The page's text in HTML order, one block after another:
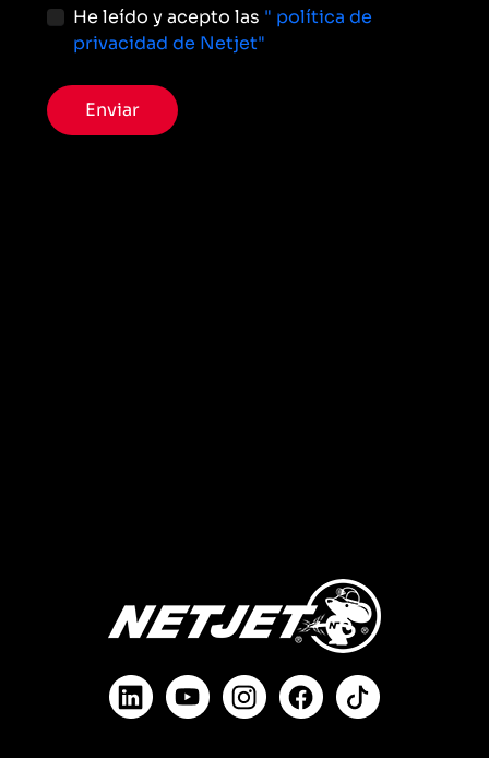
He leído y acepto las " política de
privacidad de Netjet"
Enviar